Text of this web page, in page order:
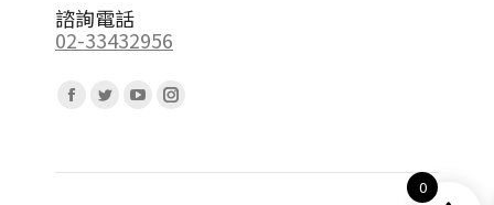
諮詢電話
02-33432956
Facebook
opens
Twitter
opens
YouTube
opens
Instagram
opens
0